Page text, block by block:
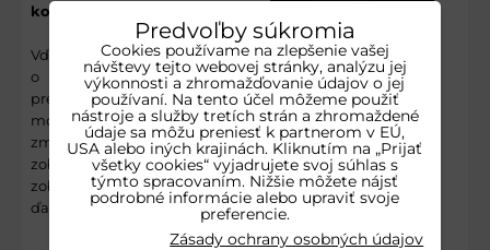
kontrolu nad kolobežkou
Vďaka šikovnej aplikácií máte
o stave svojej kolobežky
prehľad kedykoľvek. Cez
mobil ju totiž viete zamknúť,
zmeniť rýchlosť a zrýchlenie,
zobraziť aktuálny stav batérie,
zobraziť manuál a množstvo
ďalších užitočných funkcií.
Predvoľby súkromia
Cookies používame na zlepšenie vašej
návštevy tejto webovej stránky, analýzu jej
výkonnosti a zhromažďovanie údajov o jej
používaní. Na tento účel môžeme použiť
nástroje a služby tretích strán a zhromaždené
údaje sa môžu preniesť k partnerom v EÚ,
USA alebo iných krajinách. Kliknutím na „Prijať
všetky cookies“ vyjadrujete svoj súhlas s
týmto spracovaním. Nižšie môžete nájsť
podrobné informácie alebo upraviť svoje
preferencie.
Zásady ochrany osobných údajov